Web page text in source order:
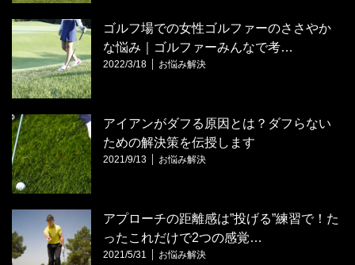
ゴルフ場での女性ゴルファーのささやか
な悩み｜ゴルファーみんなで考…
2022/3/18 お悩み解決
アイアンがダフる原因とは？ダフらない
ための解決策を伝授します
2021/9/13 お悩み解決
アプローチの距離感は”投げる”練習で！た
ったこれだけで2つの感覚…
2021/5/31 お悩み解決